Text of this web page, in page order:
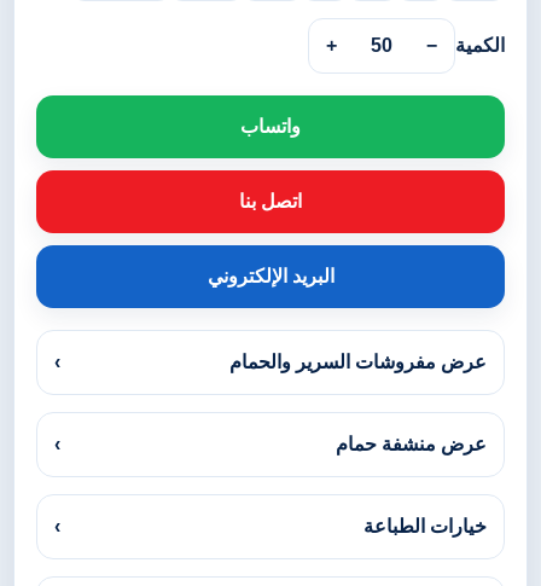
الكمية −
50
+
واتساب
اتصل بنا
البريد الإلكتروني
عرض مفروشات السرير والحمام ›
عرض منشفة حمام ›
خيارات الطباعة ›